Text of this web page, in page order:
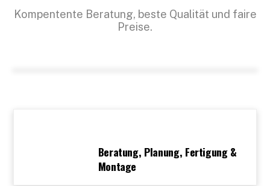
Kompentente Beratung, beste Qualität und faire
Preise.
Beratung, Planung, Fertigung &
Montage